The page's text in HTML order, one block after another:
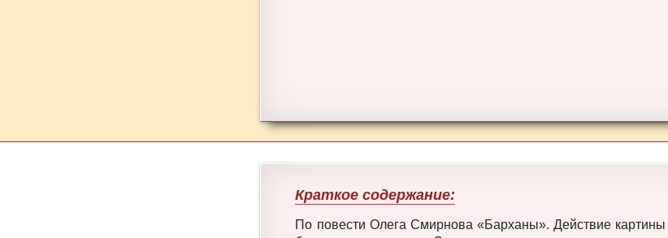
Краткое содержание:
По повести Олега Смирнова «Барханы». Действие картины